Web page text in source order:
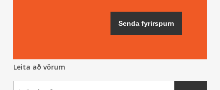
Leita að vörum